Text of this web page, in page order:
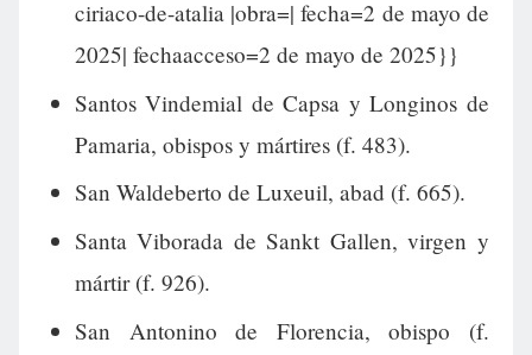
ciriaco-de-atalia |obra=| fecha=2 de mayo de
2025| fechaacceso=2 de mayo de 2025}}
Santos Vindemial de Capsa y Longinos de
Pamaria, obispos y mártires (f. 483).
San Waldeberto de Luxeuil, abad (f. 665).
Santa Viborada de Sankt Gallen, virgen y
mártir (f. 926).
San Antonino de Florencia, obispo (f.